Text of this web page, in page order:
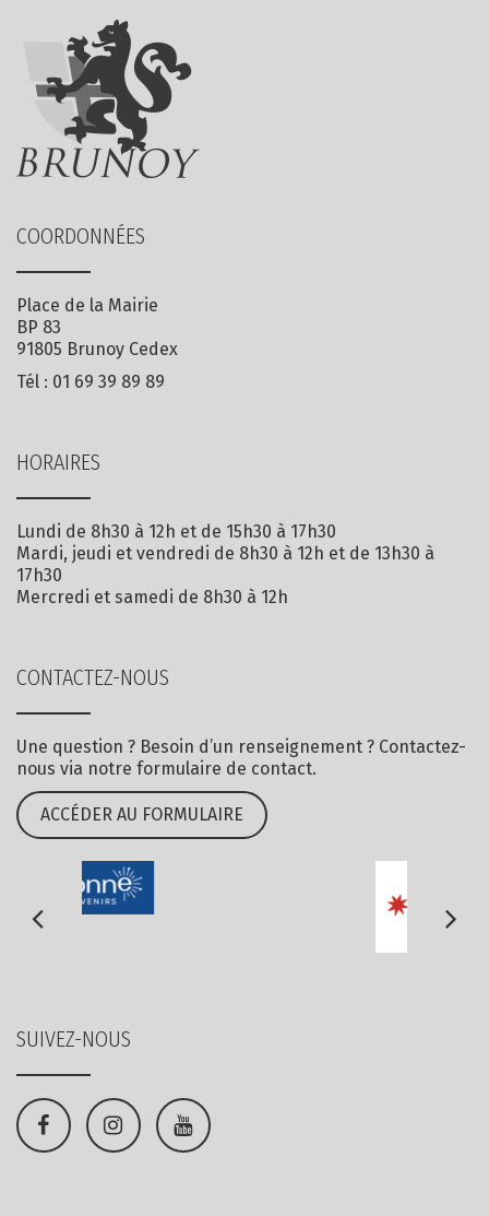
COORDONNÉES
Place de la Mairie
BP 83
91805 Brunoy Cedex
Tél : 01 69 39 89 89
HORAIRES
Lundi de 8h30 à 12h et de 15h30 à 17h30
Mardi, jeudi et vendredi de 8h30 à 12h et de 13h30 à
17h30
Mercredi et samedi de 8h30 à 12h
CONTACTEZ-NOUS
Une question ? Besoin d’un renseignement ? Contactez-
nous via notre formulaire de contact.
ACCÉDER AU FORMULAIRE
SUIVEZ-NOUS
Lien
Lien
Lien